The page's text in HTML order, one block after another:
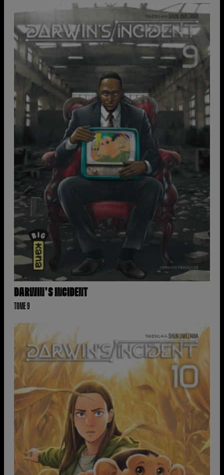
DARWIN'S INCIDENT
TOME 9